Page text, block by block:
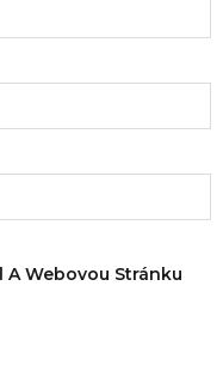
A Webovou Stránku